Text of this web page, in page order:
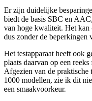
Er zijn duidelijke
biedt de basis SBC en
van hoge kwaliteit. Het kan
dus zonder de beperkingen
Het testapparaat heeft ook
plaats daarvan op een
Afgezien van de
1000 modellen, zie ik dit
een smaakvoorkeur.